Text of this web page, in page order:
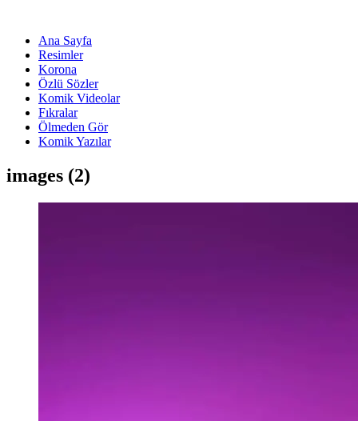
Ana Sayfa
Resimler
Korona
Özlü Sözler
Komik Videolar
Fıkralar
Ölmeden Gör
Komik Yazılar
images (2)